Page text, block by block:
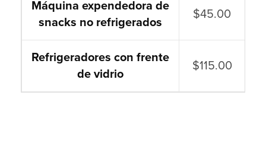
Máquina expendedora de
snacks no refrigerados
$45.00
Refrigeradores con frente
de vidrio
$115.00